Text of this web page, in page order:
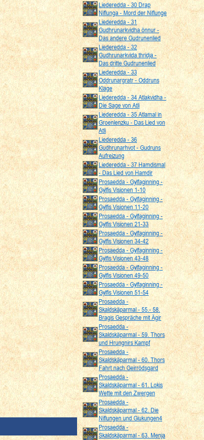
Liederedda - 30 Drap
Niflunga - Mord der Niflunge
Liederedda - 31
Gudhrunarkvidha önnur -
Das andere Gudrunenlied
Liederedda - 32
Gudhrunarkvida thridja -
Das dritte Gudrunenlied
Liederedda - 33
Oddrunargratr - Oddruns
Klage
Liederedda - 34 Atlakvidha -
Die Sage von Atli
Liederedda - 35 Atlamal in
Groenlenzku - Das Lied von
Atli
Liederedda - 36
Gudhrunarhvot - Gudruns
Aufreizung
Liederedda - 37 Hamdismal
- Das Lied von Hamdir
Prosaedda - Gylfaginning -
Gylfis Visionen 1-10
Prosaedda - Gylfaginning -
Gylfis Visionen 11-20
Prosaedda - Gylfaginning -
Gylfis Visionen 21-33
Prosaedda - Gylfaginning -
Gylfis Visionen 34-42
Prosaedda - Gylfaginning -
Gylfis Visionen 43-48
Prosaedda - Gylfaginning -
Gylfis Visionen 49-50
Prosaedda - Gylfaginning -
Gylfis Visionen 51-54
Prosaedda -
Skaldskäparmal - 55.- 58.
Bragis Gespräche mit Ägir
Prosaedda -
Skaldskäparmal - 59. Thors
und Hrungnirs Kampf
Prosaedda -
Skaldskäparmal - 60. Thors
Fahrt nach Geirrödsgard
Prosaedda -
Skaldskäparmal - 61. Lokis
Wette mit den Zwergen
Prosaedda -
Skaldskäparmal - 62. Die
Niflungen und Giukungen4
Prosaedda -
Skaldskäparmal - 63. Menja